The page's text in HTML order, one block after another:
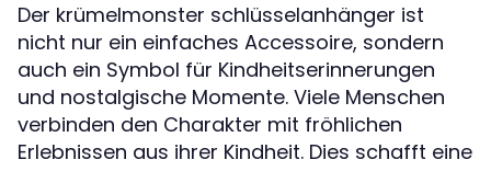
Der krümelmonster schlüsselanhänger ist
nicht nur ein einfaches Accessoire, sondern
auch ein Symbol für Kindheitserinnerungen
und nostalgische Momente. Viele Menschen
verbinden den Charakter mit fröhlichen
Erlebnissen aus ihrer Kindheit. Dies schafft eine